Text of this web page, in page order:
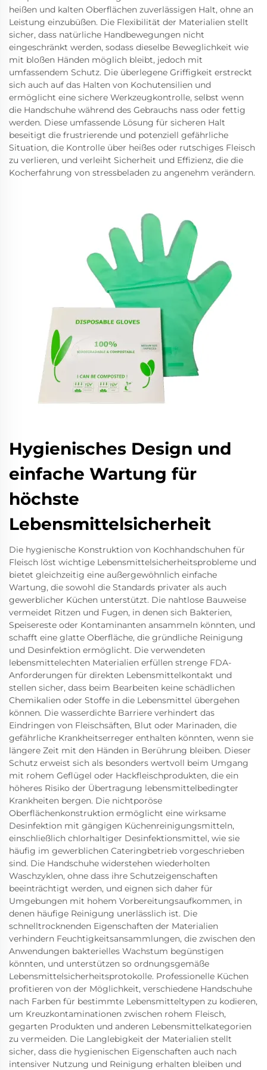
heißen und kalten Oberflächen zuverlässigen Halt, ohne an
Leistung einzubüßen. Die Flexibilität der Materialien stellt
sicher, dass natürliche Handbewegungen nicht
eingeschränkt werden, sodass dieselbe Beweglichkeit wie
mit bloßen Händen möglich bleibt, jedoch mit
umfassendem Schutz. Die überlegene Griffigkeit erstreckt
sich auch auf das Halten von Kochutensilien und
ermöglicht eine sichere Werkzeugkontrolle, selbst wenn
die Handschuhe während des Gebrauchs nass oder fettig
werden. Diese umfassende Lösung für sicheren Halt
beseitigt die frustrierende und potenziell gefährliche
Situation, die Kontrolle über heißes oder rutschiges Fleisch
zu verlieren, und verleiht Sicherheit und Effizienz, die die
Kocherfahrung von stressbeladen zu angenehm verändern.
Hygienisches Design und
einfache Wartung für
höchste
Lebensmittelsicherheit
Die hygienische Konstruktion von Kochhandschuhen für
Fleisch löst wichtige Lebensmittelsicherheitsprobleme und
bietet gleichzeitig eine außergewöhnlich einfache
Wartung, die sowohl die Standards privater als auch
gewerblicher Küchen unterstützt. Die nahtlose Bauweise
vermeidet Ritzen und Fugen, in denen sich Bakterien,
Speisereste oder Kontaminanten ansammeln könnten, und
schafft eine glatte Oberfläche, die gründliche Reinigung
und Desinfektion ermöglicht. Die verwendeten
lebensmittelechten Materialien erfüllen strenge FDA-
Anforderungen für direkten Lebensmittelkontakt und
stellen sicher, dass beim Bearbeiten keine schädlichen
Chemikalien oder Stoffe in die Lebensmittel übergehen
können. Die wasserdichte Barriere verhindert das
Eindringen von Fleischsäften, Blut oder Marinaden, die
gefährliche Krankheitserreger enthalten könnten, wenn sie
längere Zeit mit den Händen in Berührung bleiben. Dieser
Schutz erweist sich als besonders wertvoll beim Umgang
mit rohem Geflügel oder Hackfleischprodukten, die ein
höheres Risiko der Übertragung lebensmittelbedingter
Krankheiten bergen. Die nichtporöse
Oberflächenkonstruktion ermöglicht eine wirksame
Desinfektion mit gängigen Küchenreinigungsmitteln,
einschließlich chlorhaltiger Desinfektionsmittel, wie sie
häufig im gewerblichen Cateringbetrieb vorgeschrieben
sind. Die Handschuhe widerstehen wiederholten
Waschzyklen, ohne dass ihre Schutzeigenschaften
beeinträchtigt werden, und eignen sich daher für
Umgebungen mit hohem Vorbereitungsaufkommen, in
denen häufige Reinigung unerlässlich ist. Die
schnelltrocknenden Eigenschaften der Materialien
verhindern Feuchtigkeitsansammlungen, die zwischen den
Anwendungen bakterielles Wachstum begünstigen
könnten, und unterstützen so ordnungsgemäße
Lebensmittelsicherheitsprotokolle. Professionelle Küchen
profitieren von der Möglichkeit, verschiedene Handschuhe
nach Farben für bestimmte Lebensmitteltypen zu kodieren,
um Kreuzkontaminationen zwischen rohem Fleisch,
gegarten Produkten und anderen Lebensmittelkategorien
zu vermeiden. Die Langlebigkeit der Materialien stellt
sicher, dass die hygienischen Eigenschaften auch nach
intensiver Nutzung und Reinigung erhalten bleiben und